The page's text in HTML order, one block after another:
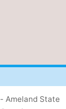
- Ameland State